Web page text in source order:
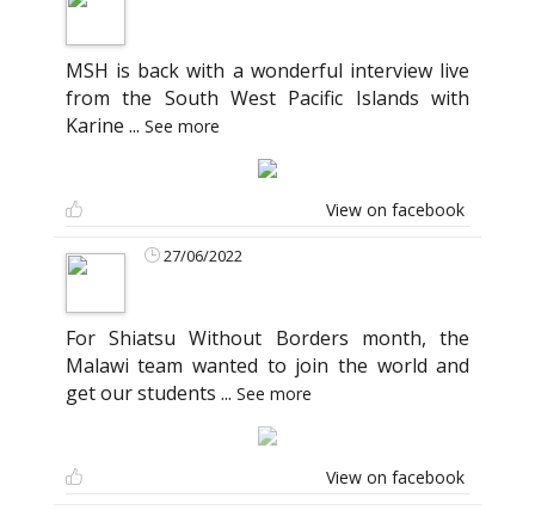
MSH is back with a wonderful interview live
from the South West Pacific Islands with
Karine ... See more
View on facebook
27/06/2022
For Shiatsu Without Borders month, the
Malawi team wanted to join the world and
get our students ... See more
View on facebook